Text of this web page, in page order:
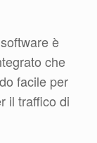
è
che
facile per
il traffico di